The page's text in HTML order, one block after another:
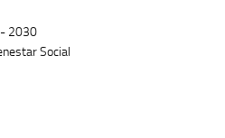
- 2030
Social